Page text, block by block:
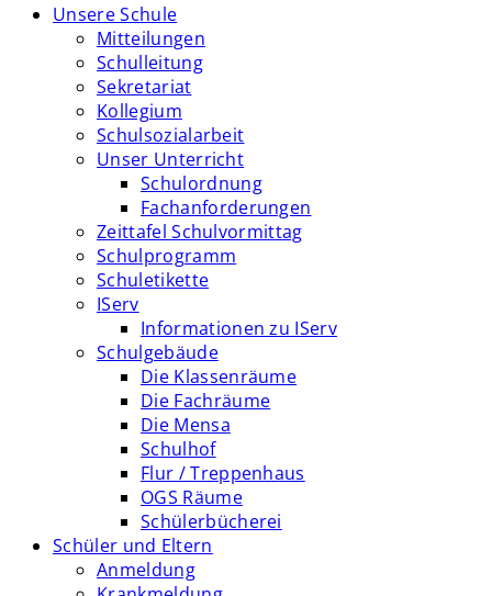
Unsere Schule
Mitteilungen
Schulleitung
Sekretariat
Kollegium
Schulsozialarbeit
Unser Unterricht
Schulordnung
Fachanforderungen
Zeittafel Schulvormittag
Schulprogramm
Schuletikette
IServ
Informationen zu IServ
Schulgebäude
Die Klassenräume
Die Fachräume
Die Mensa
Schulhof
Flur / Treppenhaus
OGS Räume
Schülerbücherei
Schüler und Eltern
Anmeldung